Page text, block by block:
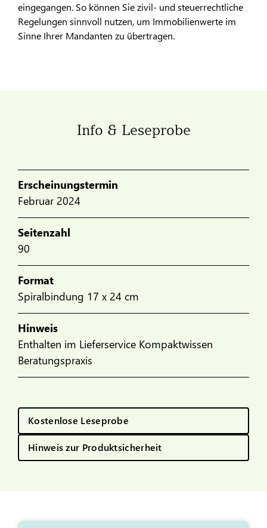
eingegangen. So können Sie zivil- und steuerrechtliche
Regelungen sinnvoll nutzen, um Immobilienwerte im
Sinne Ihrer Mandanten zu übertragen.
Info & Leseprobe
Erscheinungstermin
Februar 2024
Seitenzahl
90
Format
Spiralbindung 17 x 24 cm
Hinweis
Enthalten im Lieferservice Kompaktwissen
Beratungspraxis
Kostenlose Leseprobe
Hinweis zur Produktsicherheit